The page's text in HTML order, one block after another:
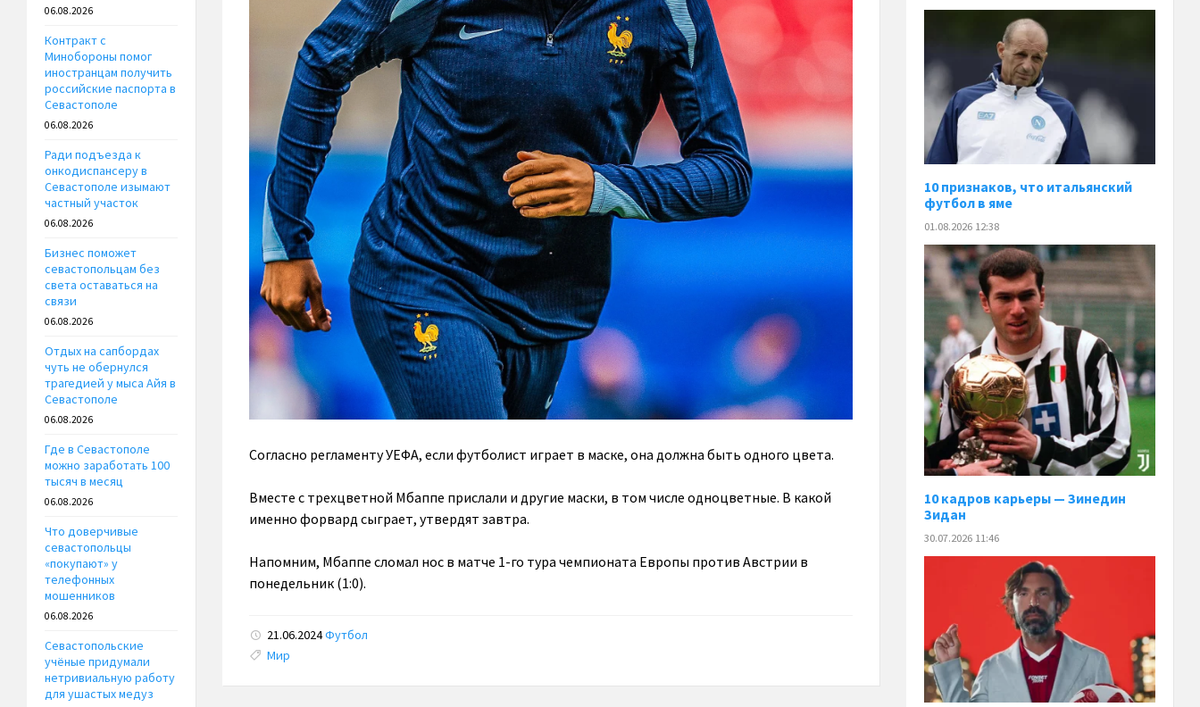
Согласно регламенту УЕФА, если футболист играет в маске, она должна быть одного цвета.
Вместе с трехцветной Мбаппе прислали и другие маски, в том числе одноцветные. В какой
именно форвард сыграет, утвердят завтра.
Напомним, Мбаппе сломал нос в матче 1-го тура чемпионата Европы против Австрии в
понедельник (1:0).
21.06.2024Футбол
Tags:
Мир
06.08.2026
Контракт с
Минобороны помог
иностранцам получить
российские паспорта в
Севастополе
06.08.2026
Ради подъезда к
онкодиспансеру в
Севастополе изымают
частный участок
06.08.2026
Бизнес поможет
севастопольцам без
света оставаться на
связи
06.08.2026
Отдых на сапбордах
чуть не обернулся
трагедией у мыса Айя в
Севастополе
06.08.2026
Где в Севастополе
можно заработать 100
тысяч в месяц
06.08.2026
Что доверчивые
севастопольцы
«покупают» у
телефонных
мошенников
06.08.2026
Севастопольские
учёные придумали
нетривиальную работу
для ушастых медуз
10 признаков, что итальянский
футбол в яме
01.08.2026 12:38
10 кадров карьеры — Зинедин
Зидан
30.07.2026 11:46